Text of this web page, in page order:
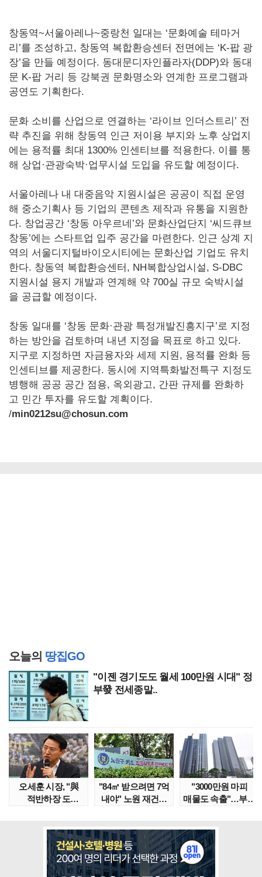
창동역~서울아레나~중랑천 일대는 ‘문화예술 테마거
리’를 조성하고, 창동역 복합환승센터 전면에는 ‘K-팝 광
장’을 만들 예정이다. 동대문디자인플라자(DDP)와 동대
문 K-팝 거리 등 강북권 문화명소와 연계한 프로그램과
공연도 기획한다.
문화 소비를 산업으로 연결하는 ‘라이브 인더스트리’ 전
략 추진을 위해 창동역 인근 저이용 부지와 노후 상업지
에는 용적률 최대 1300% 인센티브를 적용한다. 이를 통
해 상업·관광숙박·업무시설 도입을 유도할 예정이다.
서울아레나 내 대중음악 지원시설은 공공이 직접 운영
해 중소기획사 등 기업의 콘텐츠 제작과 유통을 지원한
다. 창업공간 ‘창동 아우르네’와 문화산업단지 ‘씨드큐브
창동’에는 스타트업 입주 공간을 마련한다. 인근 상계 지
역의 서울디지털바이오시티에는 문화산업 기업도 유치
한다. 창동역 복합환승센터, NH복합상업시설, S-DBC
지원시설 용지 개발과 연계해 약 700실 규모 숙박시설
을 공급할 예정이다.
창동 일대를 ‘창동 문화·관광 특정개발진흥지구’로 지정
하는 방안을 검토하며 내년 지정을 목표로 하고 있다.
지구로 지정하면 자금융자와 세제 지원, 용적률 완화 등
인센티브를 제공한다. 동시에 지역특화발전특구 지정도
병행해 공공 공간 점용, 옥외광고, 간판 규제를 완화하
고 민간 투자를 유도할 계획이다.
/min0212su@chosun.com
오늘의 땅집GO
"이젠 경기도도 월세 100만원 시대" 정
부發 전세종말..
오세훈 시장, "與
적반하장 도
"84㎡ 받으려면 7억
내야" 노원 재건축
"3000만원 마피
매물도 속출"…부산